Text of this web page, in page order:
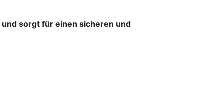
sorgt für einen sicheren und